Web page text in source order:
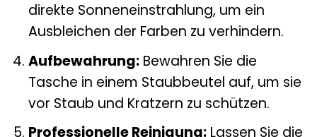
direkte Sonneneinstrahlung, um ein
Ausbleichen der Farben zu verhindern.
Aufbewahrung:Bewahren Sie die
Tasche in einem Staubbeutel auf, um sie
vor Staub und Kratzern zu schützen.
Professionelle Reinigung:Lassen Sie die